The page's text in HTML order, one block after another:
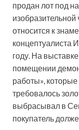
продан лот под
изобразительной
относится к
концептуалиста
году. На
помещении
работы»,
требовалось
выбрасывал в
покупатель